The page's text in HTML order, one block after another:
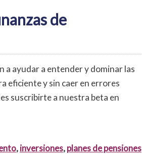
de
a ayudar a entender y dominar las
eficiente y sin caer en errores
suscribirte a nuestra beta en
,inversiones,planes de pensiones